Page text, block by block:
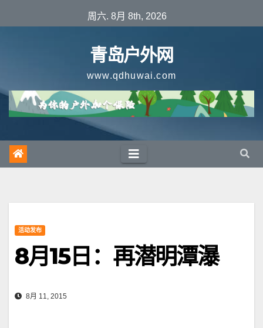
至
周六. 8月 8th, 2026
青岛户外网
www.qdhuwai.com
活动发布
8月15日：再潜明潭瀑
8月 11, 2015